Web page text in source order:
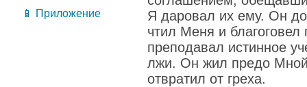
📱 Приложение
Я даровал их ему. Он
чтил Меня и
преподавал истинное
лжи. Он жил предо
отвратил от греха.